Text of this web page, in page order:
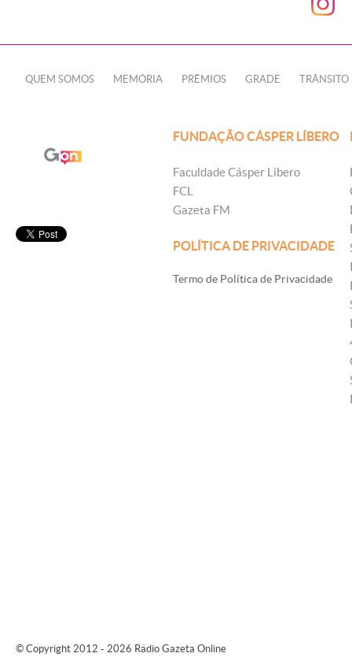
QUEM SOMOS MEMÓRIA PRÊMIOS GRADE TRÂNSITO
FUNDAÇÃO CÁSPER LÍBERO
Faculdade Cásper Líbero
FCL
Gazeta FM
POLÍTICA DE PRIVACIDADE
Termo de Política de Privacidade
© Copyright 2012 - 2026 Rádio Gazeta Online